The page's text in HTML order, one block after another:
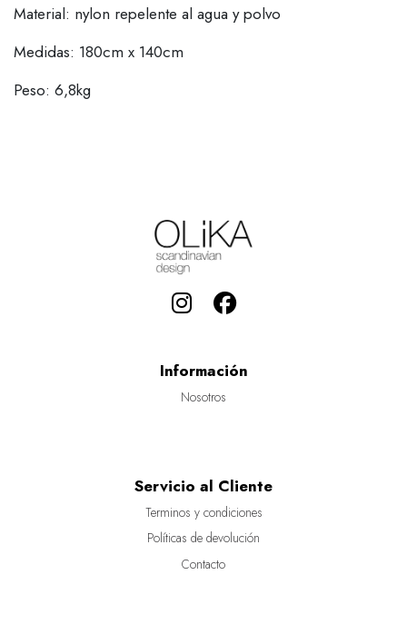
Material: nylon repelente al agua y polvo
Medidas: 180cm x 140cm
Peso: 6,8kg
Información
Nosotros
Servicio al Cliente
Terminos y condiciones
Políticas de devolución
Contacto